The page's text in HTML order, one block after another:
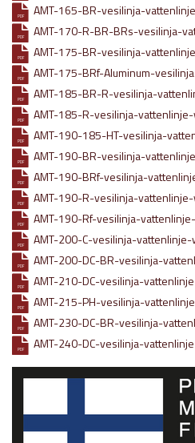
PDF AMT-165-BR-vesilinja-
PDF AMT-170-R-BR-BRs-vesilinja-
PDF AMT-175-BR-vesilinja-
PDF AMT-175-BRf-Aluminum-
PDF AMT-185-BR-R-vesilinja-
PDF AMT-185-R-vesilinja-
PDF AMT-190-185-HT-vesilinja-
PDF AMT-190-BR-vesilinja-
PDF AMT-190-BRf-vesilinja-
PDF AMT-190-R-vesilinja-
PDF AMT-190-Rf-vesilinja-
PDF AMT-200-C-vesilinja-
PDF AMT-200-DC-BR-vesilinja-
PDF AMT-210-DC-vesilinja-
PDF AMT-215-PH-vesilinja-
PDF AMT-230-DC-BR-vesilinja-
PDF AMT-240-DC-vesilinja-